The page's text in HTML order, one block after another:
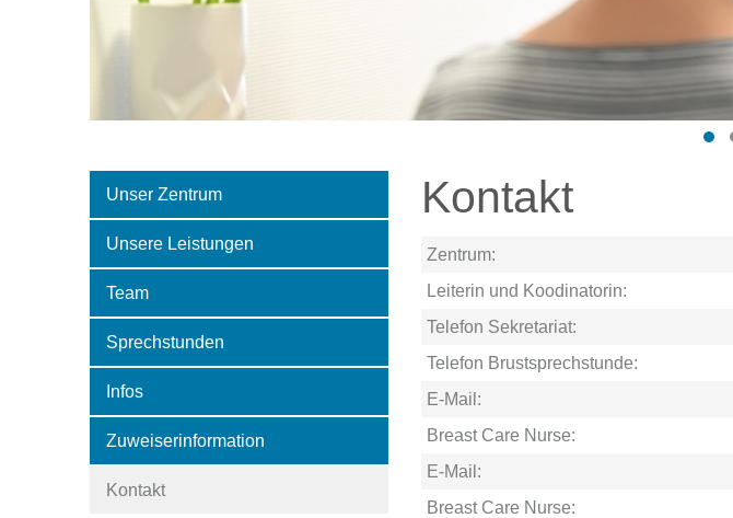
Unser Zentrum
Unsere Leistungen
Team
Sprechstunden
Infos
Zuweiserinformation
Kontakt
Kontakt
Zentrum:
Leiterin und Koodinatorin:
Telefon Sekretariat:
Telefon Brustsprechstunde:
E-Mail:
Breast Care Nurse:
E-Mail:
Breast Care Nurse: